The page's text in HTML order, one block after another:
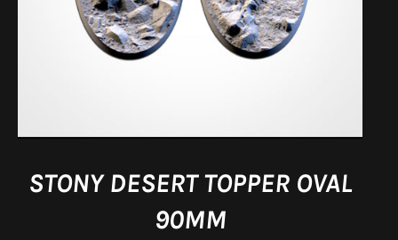
STONY DESERT TOPPER OVAL
90MM